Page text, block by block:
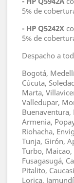
5% de
- HP Q5242X
5% de
Despacho a
Bogotá,
Cúcuta,
Marta,
Valledupar,
Buenaventura,
Armenia,
Riohacha,
Tunja, Girón,
Turbo, Maicao,
Fusagasugá,
Pitalito,
Lorica,